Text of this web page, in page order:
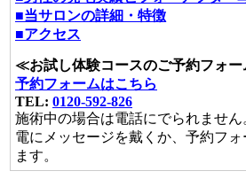
■当サロンの詳細・特徴
■アクセス
≪お試し体験コースのご予約フォ
予約フォームはこちら
TEL: 0120-592-826
施術中の場合は電話にでられませ
電にメッセージを戴くか、予約フ
ます。